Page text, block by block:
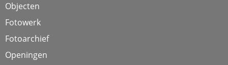
Objecten
Fotowerk
Fotoarchief
Openingen